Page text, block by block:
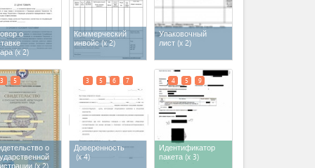
о
(x 2)
Коммерческий
инвойс(x 2)
Упаковочный
лист (x 2)
о
(x 2)
3 5
Доверенность
(x 4)
3 5 6 7
Идентификатор
пакета (x 3)
4 5 9